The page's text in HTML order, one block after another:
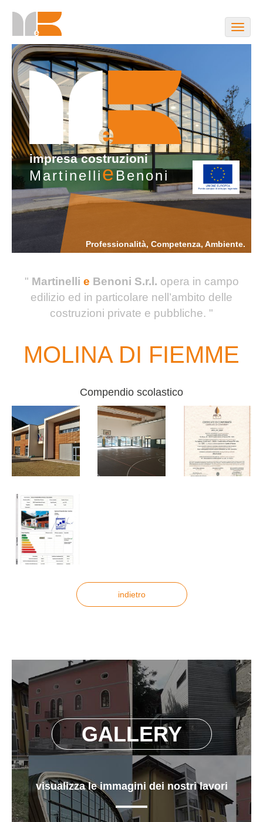
Toggle
impresa costruzioni
MartinellieBenoni
Professionalità, Competenza, Ambiente.
" Martinelli e Benoni S.r.l. opera in campo
edilizio ed in particolare nell’ambito delle
costruzioni private e pubbliche. "
MOLINA DI FIEMME
Compendio scolastico
indietro
GALLERY
visualizza le immagini dei nostri lavori